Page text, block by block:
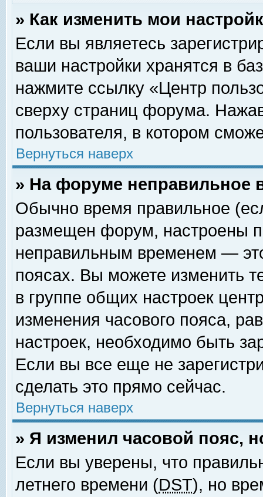
» Как изменить мои
Если вы являетесь
ваши настройки хранятся в
нажмите ссылку «Центр
сверху страниц форума.
пользователя, в котором
Вернуться наверх
» На форуме неправильное
Обычно время правильное
размещен форум, настроены
неправильным временем —
поясах. Вы можете изменить
в группе общих настроек
изменения часового пояса,
настроек, необходимо быть
Если вы все еще не
сделать это прямо сейчас.
Вернуться наверх
» Я изменил часовой пояс,
Если вы уверены, что
летнего времени (DST), но